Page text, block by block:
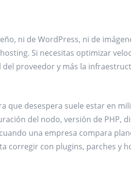
Si necesitas optimizar
proveedor y más la
que desespera suele estar en
del nodo, versión de PHP,
una empresa compara
corregir con plugins, parches y